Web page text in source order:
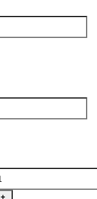
+